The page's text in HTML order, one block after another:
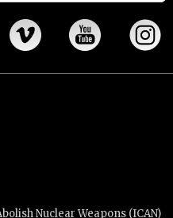
Nuclear Weapons (ICAN)